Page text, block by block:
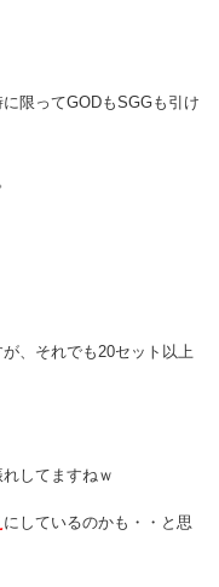
限ってGODもSGGも引け
、それでも20セット以上
してますねｗ
にしているのかも・・と思